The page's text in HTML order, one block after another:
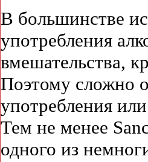
В большинстве
употребления
вмешательства,
Поэтому сложно
употребления
Тем не менее
одного из